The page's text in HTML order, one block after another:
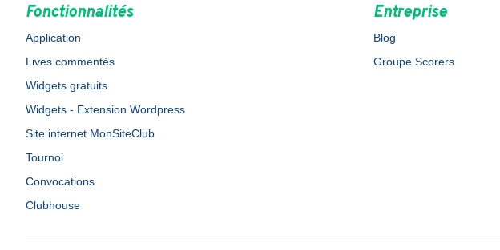
Fonctionnalités
Application
Lives commentés
Widgets gratuits
Widgets - Extension Wordpress
Site internet MonSiteClub
Tournoi
Convocations
Clubhouse
Entreprise
Blog
Groupe Scorers